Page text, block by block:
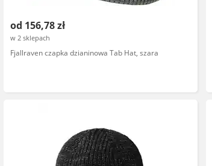
od 156,78 zł
w 2 sklepach
Fjallraven czapka dzianinowa Tab Hat, szara